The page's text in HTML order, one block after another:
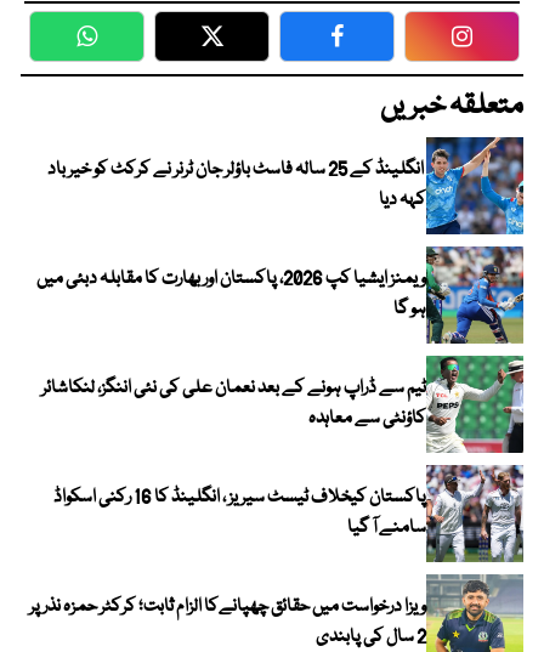
WhatsApp Twitter Facebook
متعلقہ خبریں
انگلینڈ کے 25 سالہ فاسٹ باؤلر جان ٹرنر نے کرکٹ کو خیر باد
کہہ دیا
ویمنز ایشیا کپ 2026، پاکستان اور بھارت کا مقابلہ دبئی میں
ہو گا
ٹیم سے ڈراپ ہونے کے بعد نعمان علی کی نئی اننگز، لنکاشائر
کاؤنٹی سے معاہدہ
پاکستان کیخلاف ٹیسٹ سیریز ، انگلینڈ کا 16 رکنی اسکواڈ
سامنے آ گیا
ویزا درخواست میں حقائق چھپانےکا الزام ثابت؛ کرکٹر حمزہ نذر پر
2 سال کی پابندی